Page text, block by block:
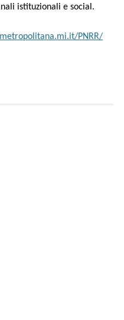
istituzionali e social.
PNRR/